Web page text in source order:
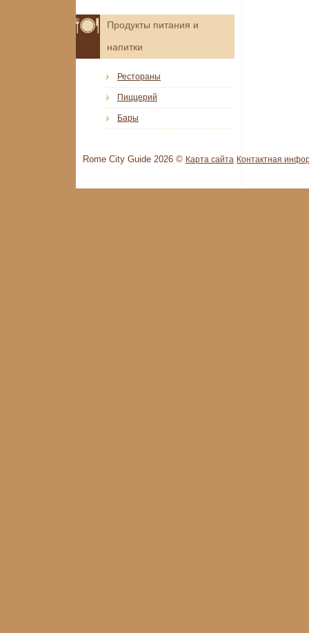
Продукты питания и
напитки
Рестораны
Пиццерий
Бары
Rome City Guide 2026 © Карта сайта Контактная